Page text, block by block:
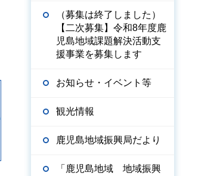
（募集は終了しました）
【二次募集】令和8年度鹿
児島地域課題解決活動支
援事業を募集します
お知らせ・イベント等
観光情報
鹿児島地域振興局だより
「鹿児島地域 地域振興